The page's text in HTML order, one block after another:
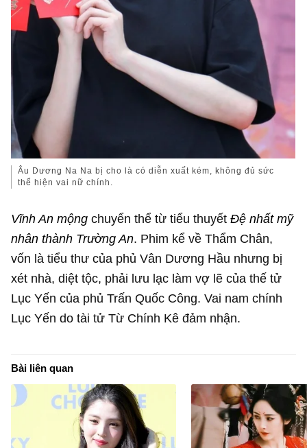
Âu Dương Na Na bị cho là có diễn xuất kém, không đủ sức
thể hiện vai nữ chính.
Vĩnh An mộng chuyển thể từ tiểu thuyếtĐệ nhất mỹ
nhân thành Trường An. Phim kể về Thẩm Chân,
vốn là tiểu thư của phủ Vân Dương Hầu nhưng bị
xét nhà, diệt tộc, phải lưu lạc làm vợ lẽ của thế tử
Lục Yến của phủ Trấn Quốc Công. Vai nam chính
Lục Yến do tài tử Từ Chính Kê đảm nhận.
Bài liên quan